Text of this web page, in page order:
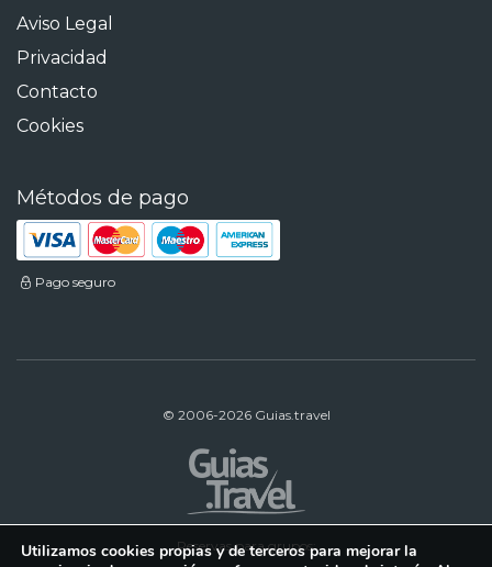
Aviso Legal
Privacidad
Contacto
Cookies
Métodos de pago
Pago seguro
© 2006-2026 Guias.travel
Reservas para grupos:
Utilizamos cookies propias y de terceros para mejorar la